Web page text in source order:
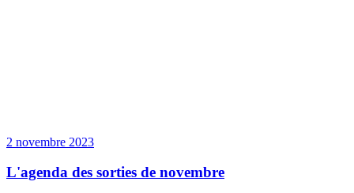
2 novembre 2023
L'agenda des sorties de novembre